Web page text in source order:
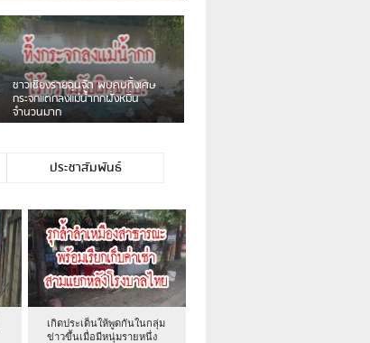
ชาวผาลั้ง โวย ไร้หน่วยงานดูแล
ดินสไลด์ ต้องจัดการกันเอง
ประชาสัมพันธ์
เกิดประเด็นให้พูดกันในกลุ่ม
ข่าวขึ้นเมื่อมีหนุ่มรายหนึ่ง